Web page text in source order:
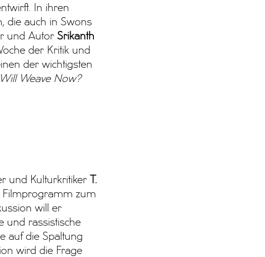
In ihren
die auch in Swons
und Autor Srikanth
der Kritik und
der wichtigsten
Weave Now?
und Kulturkritiker
T.
Filmprogramm zum
will er
und rassistische
auf die Spaltung
wird die Frage